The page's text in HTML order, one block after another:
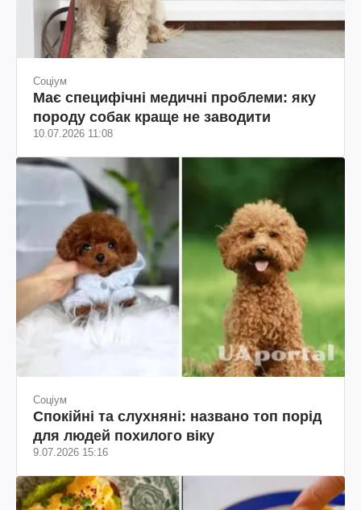
Соціум
Має специфічні медичні проблеми: яку
породу собак краще не заводити
10.07.2026 11:08
Соціум
Спокійні та слухняні: названо топ порід
для людей похилого віку
9.07.2026 15:16